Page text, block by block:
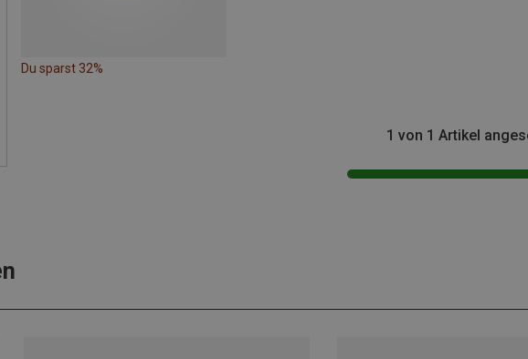
Du sparst 32%
1 von 1 Artikel